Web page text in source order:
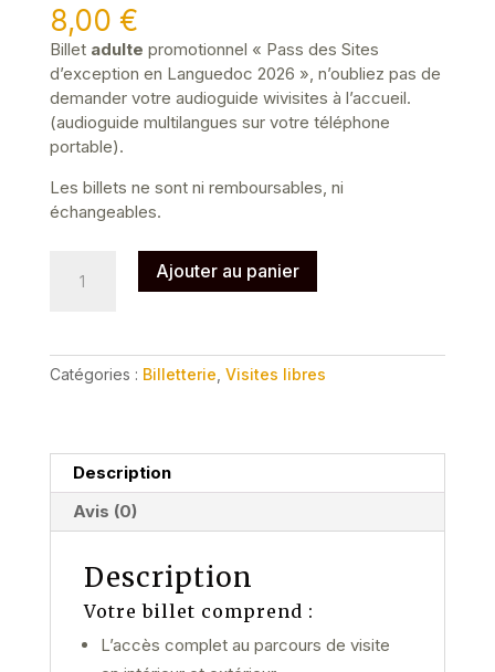
8,00 €
Billet adulte promotionnel « Pass des Sites
d’exception en Languedoc 2026 », n’oubliez pas de
demander votre audioguide wivisites à l’accueil.
(audioguide multilangues sur votre téléphone
portable).
Les billets ne sont ni remboursables, ni
échangeables.
Sites
d'exception
justificatif)
Ajouter au panier
Catégories : Billetterie Visites libres
Description
Avis (0)
Description
Votre billet comprend :
L’accès complet au parcours de visite